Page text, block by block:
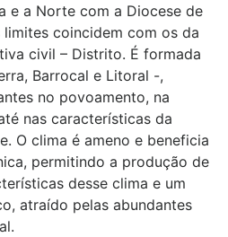
e a Norte com a Diocese de
limites coincidem com os da
civil – Distrito. É formada
Barrocal e Litoral -,
no povoamento, na
nas características da
O clima é ameno e beneficia
permitindo a produção de
desse clima e um
atraído pelas abundantes